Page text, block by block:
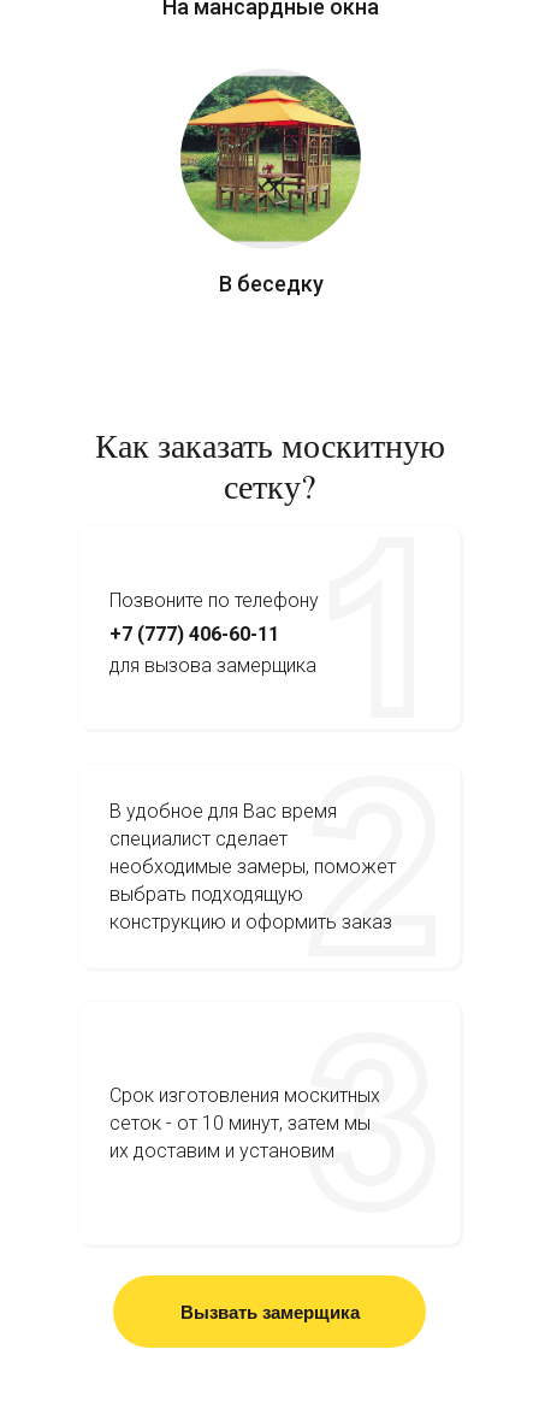
В беседку
На мансардные окна
Как заказать москитную
сетку?
Позвоните по телефону
В удобное для Вас время
специалист сделает
необходимые замеры, поможет
выбрать подходящую
конструкцию и оформить заказ
Срок изготовления москитных
сеток - от 10 минут, затем мы
их доставим и установим
+7 (777) 406-60-11
для вызова замерщика
Вызвать замерщика